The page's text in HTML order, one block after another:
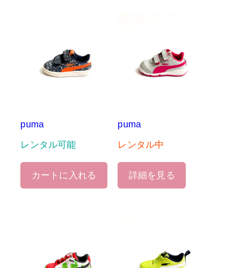
puma
レンタル可能
カートに入れる
puma
レンタル中
詳細を見る